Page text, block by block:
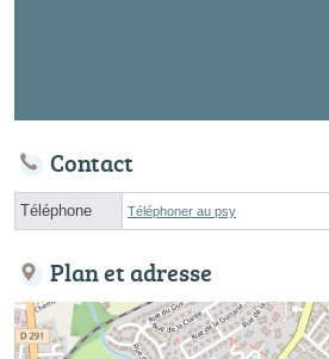
Contact
Téléphone Téléphoner au psy
Plan et adresse